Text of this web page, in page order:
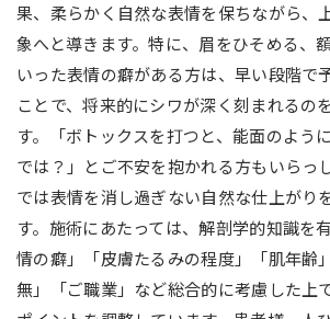
果、柔らかく自然な表情を保ちながら、
象へと導きます。特に、眉をひそめる、
いった表情の癖がある方は、早い段階で
ことで、将来的にシワが深く刻まれるの
す。「ボトックスを打つと、能面のよう
では？」とご不安を抱かれる方もいらっ
では表情を消し過ぎない自然な仕上がり
す。施術にあたっては、解剖学的知識を
情の癖」「皮膚たるみの程度」「肌年齢
無」「ご職業」など総合的に考慮した上